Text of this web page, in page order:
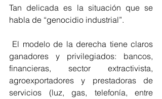
Tan delicada es la situación que se
habla de “genocidio industrial”.
El modelo de la derecha tiene claros
ganadores y privilegiados: bancos,
financieras, sector extractivista,
agroexportadores y prestadoras de
servicios (luz, gas, telefonía, entre